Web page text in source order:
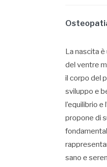
La nascita
del ventre
il corpo del
sviluppo e
l’equilibrio
propone di
sano e